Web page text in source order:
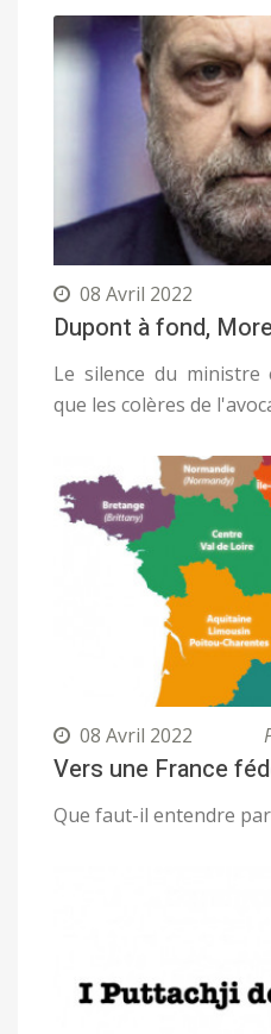
08 Avril 2022
Dupont à fond,
Le silence du ministre
que les colères de
08 Avril 2022
Vers une France
Que faut-il entendre